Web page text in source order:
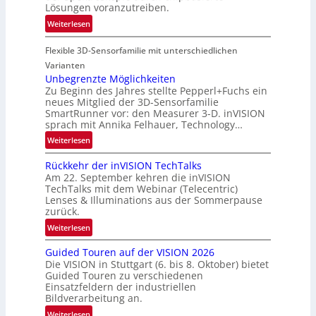
t
u
a
u
m
f
a
h
r
t
t
e
c
h
i
k
i
o
n
Lösungen voranzutreiben.
Weiterlesen:
P
a
t
n
e
r
s
c
h
a
f
t
i
s
c
h
e
n
Flexible 3D-Sensorfamilie mit unterschiedlichen
Varianten
Unbegrenzte Möglichkeiten
Zu Beginn des Jahres stellte Pepperl+Fuchs ein
neues Mitglied der 3D-Sensorfamilie
SmartRunner vor: den Measurer 3-D. inVISION
sprach mit Annika Felhauer, Technology…
Weiterlesen:
U
n
b
e
g
r
e
z
t
e
M
ö
Rückkehr der inVISION TechTalks
Am 22. September kehren die inVISION
TechTalks mit dem Webinar (Telecentric)
Lenses & Illuminations aus der Sommerpause
zurück.
Weiterlesen:
R
ü
c
k
k
e
Guided Touren auf der VISION 2026
Die VISION in Stuttgart (6. bis 8. Oktober) bietet
Guided Touren zu verschiedenen
Einsatzfeldern der industriellen
Bildverarbeitung an.
: